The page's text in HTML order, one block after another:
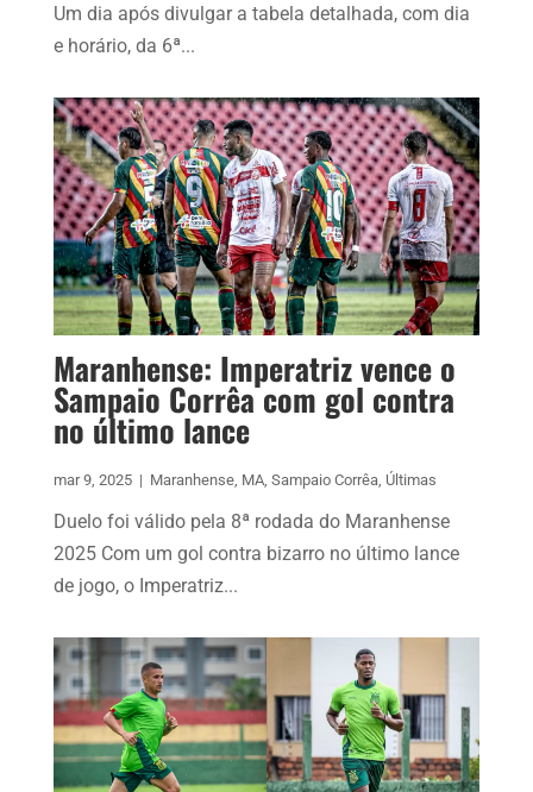
Um dia após divulgar a tabela detalhada, com dia
e horário, da 6ª...
Maranhense: Imperatriz vence o
Sampaio Corrêa com gol contra
no último lance
mar 9, 2025 | Maranhense, MA, Sampaio Corrêa, Últimas
Duelo foi válido pela 8ª rodada do Maranhense
2025 Com um gol contra bizarro no último lance
de jogo, o Imperatriz...